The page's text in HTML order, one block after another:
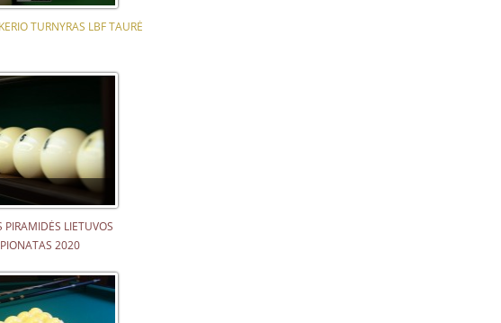
TURNYRAS LBF TAURĖ
PIRAMIDĖS LIETUVOS
2020